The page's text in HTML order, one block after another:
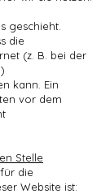
geschieht.
die
(z. B. bei der
kann. Ein
vor dem
Stelle
die
Website ist: